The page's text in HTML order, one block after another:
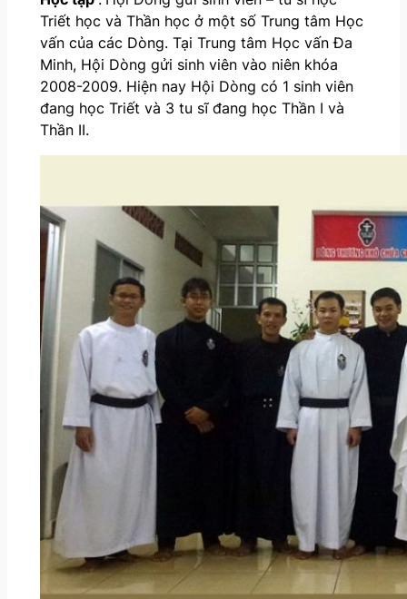
Triết học và Thần học ở một số Trung tâm Học
vấn của các Dòng. Tại Trung tâm Học vấn Đa
Minh, Hội Dòng gửi sinh viên vào niên khóa
2008-2009. Hiện nay Hội Dòng có 1 sinh viên
đang học Triết và 3 tu sĩ đang học Thần I và
Thần II.